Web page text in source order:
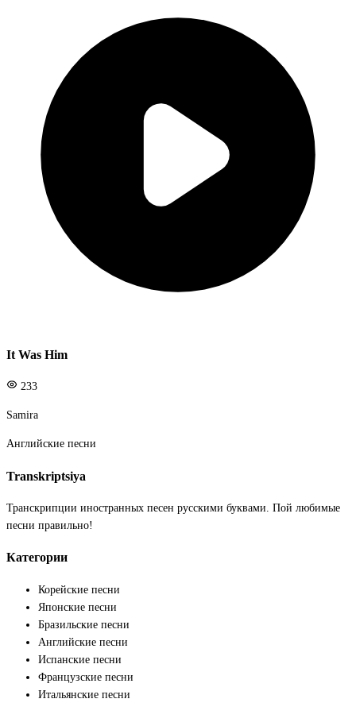
It Was Him
233
Samira
Английские песни
Transkriptsiya
Транскрипции иностранных песен русскими буквами. Пой любимые
песни правильно!
Категории
Корейские песни
Японские песни
Бразильские песни
Английские песни
Испанские песни
Французские песни
Итальянские песни